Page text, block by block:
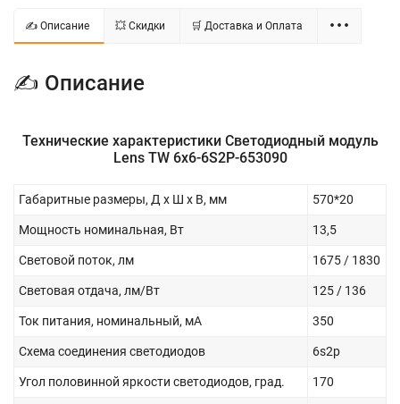
✍ Описание 💥 Скидки 🛒 Доставка и Оплата
✍ Описание
Технические характеристики Светодиодный модуль
Lens TW 6x6-6S2P-653090
Габаритные размеры, Д x Ш x В, мм 570*20
Мощность номинальная, Вт 13,5
Световой поток, лм 1675 / 1830
Световая отдача, лм/Вт 125 / 136
Ток питания, номинальный, мА 350
Схема соединения светодиодов 6s2p
Угол половинной яркости светодиодов, град. 170